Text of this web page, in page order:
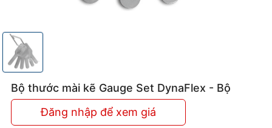
Bộ thước mài kẽ Gauge Set DynaFlex - Bộ
Đăng nhập để xem giá